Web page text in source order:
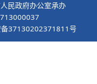
民政府办公室承办
37130202371811号